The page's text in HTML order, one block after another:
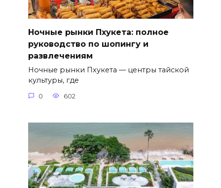
Ночные рынки Пхукета: полное
руководство по шопингу и
развлечениям
Ночные рынки Пхукета — центры тайской
культуры, где
0 602